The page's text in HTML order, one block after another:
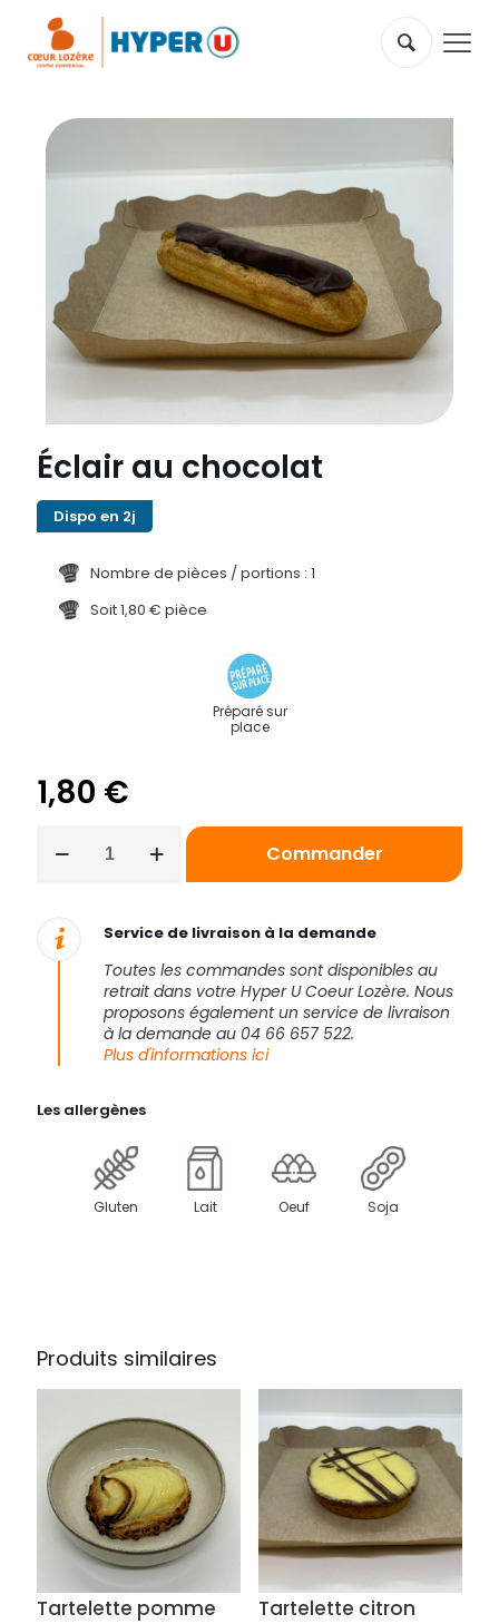
Éclair au chocolat
Dispo en 2j
Nombre de pièces / portions : 1
Soit 1,80 € pièce
Préparé sur
place
1,80 €
chocolat
Commander
Service de livraison à la demande
Toutes les commandes sont disponibles au
retrait dans votre Hyper U Coeur Lozère. Nous
proposons également un service de livraison
à la demande au 04 66 657 522.
Plus d'informations ici
Les allergènes
Gluten Lait Oeuf Soja
Produits similaires
Tartelette pomme Tartelette citron